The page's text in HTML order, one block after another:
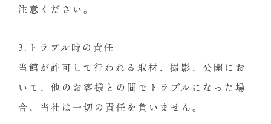
注意ください。
3.トラブル時の責任
当館が許可して行われる取材、撮影、公開にお
いて、他のお客様との間でトラブルになった場
合、当社は一切の責任を負いません。